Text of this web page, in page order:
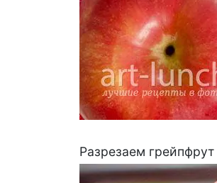
Разрезаем